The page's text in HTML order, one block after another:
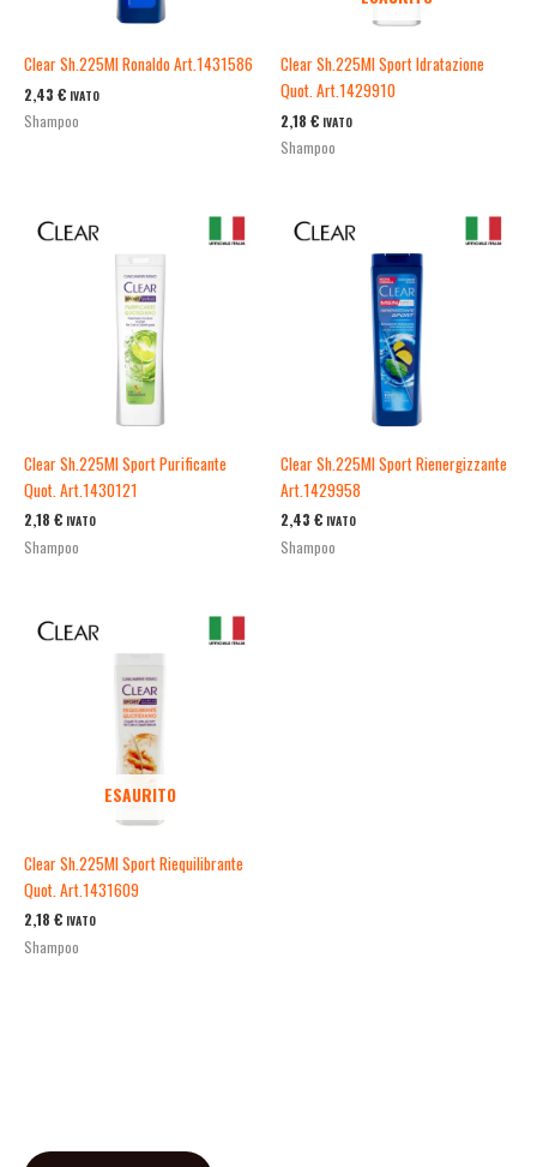
Clear Sh.225Ml Ronaldo Art.1431586
2,43 € IVATO
Shampoo
Clear Sh.225Ml Sport Idratazione
Quot. Art.1429910
2,18 € IVATO
Shampoo
Clear Sh.225Ml Sport Purificante
Quot. Art.1430121
2,18 € IVATO
Shampoo
Clear Sh.225Ml Sport Rienergizzante
Art.1429958
2,43 € IVATO
Shampoo
ESAURITO
Clear Sh.225Ml Sport Riequilibrante
Quot. Art.1431609
2,18 € IVATO
Shampoo